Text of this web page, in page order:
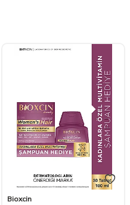
Bioxcin